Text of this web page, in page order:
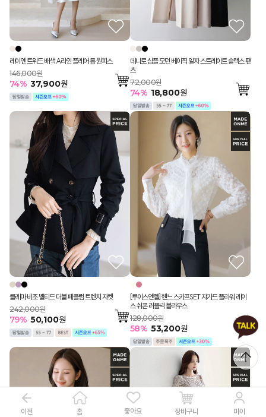
이전 홈 좋아요 장바구니 마이
레이엔 트위드 배색 A라인 플레어 롱 원피스
146,000원
74% 37,900원
데니로 심플 모던 베이직 일자 스트레이트 슬랙스 팬
츠
72,000원
74% 18,800원
클레마 비조 벨티드 더블 페플럼 트렌치 자켓
242,000원
79% 50,100원
[루이스엔젤] 헨느 스카프SET 쟈가드 플라워 레이
스 쉬폰 러플넥 블라우스
128,000원
58% 53,200원